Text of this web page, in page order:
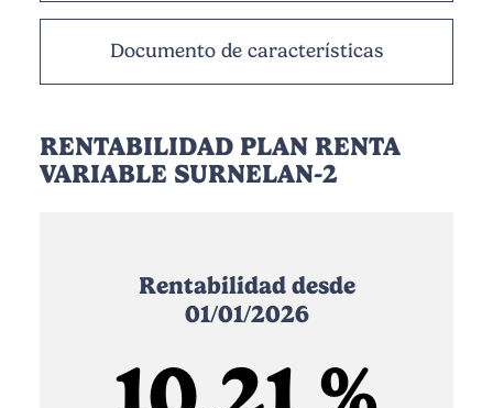
Documento de características
RENTABILIDAD PLAN RENTA
VARIABLE SURNELAN-2
Rentabilidad desde
01/01/2026